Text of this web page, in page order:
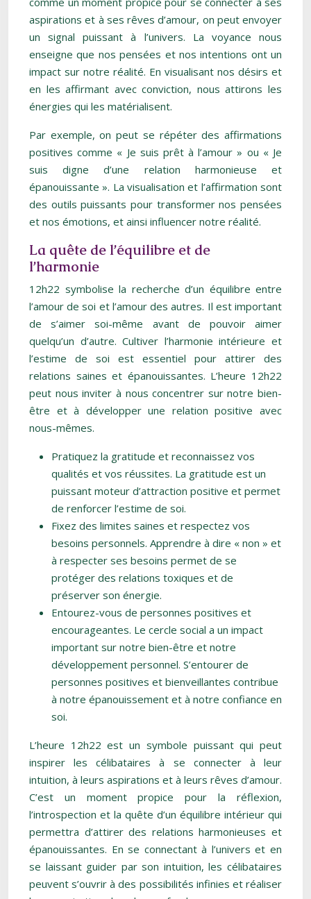
aspirations et à ses rêves d’amour, on peut envoyer
un signal puissant à l’univers. La voyance nous
enseigne que nos pensées et nos intentions ont un
impact sur notre réalité. En visualisant nos désirs et
en les affirmant avec conviction, nous attirons les
énergies qui les matérialisent.
Par exemple, on peut se répéter des affirmations
positives comme « Je suis prêt à l’amour » ou « Je
suis digne d’une relation harmonieuse et
épanouissante ». La visualisation et l’affirmation sont
des outils puissants pour transformer nos pensées
et nos émotions, et ainsi influencer notre réalité.
La quête de l’équilibre et de
l’harmonie
12h22 symbolise la recherche d’un équilibre entre
l’amour de soi et l’amour des autres. Il est important
de s’aimer soi-même avant de pouvoir aimer
quelqu’un d’autre. Cultiver l’harmonie intérieure et
l’estime de soi est essentiel pour attirer des
relations saines et épanouissantes. L’heure 12h22
peut nous inviter à nous concentrer sur notre bien-
être et à développer une relation positive avec
nous-mêmes.
Pratiquez la gratitude et reconnaissez vos
qualités et vos réussites. La gratitude est un
puissant moteur d’attraction positive et permet
de renforcer l’estime de soi.
Fixez des limites saines et respectez vos
besoins personnels. Apprendre à dire « non » et
à respecter ses besoins permet de se
protéger des relations toxiques et de
préserver son énergie.
Entourez-vous de personnes positives et
encourageantes. Le cercle social a un impact
important sur notre bien-être et notre
développement personnel. S’entourer de
personnes positives et bienveillantes contribue
à notre épanouissement et à notre confiance en
soi.
L’heure 12h22 est un symbole puissant qui peut
inspirer les célibataires à se connecter à leur
intuition, à leurs aspirations et à leurs rêves d’amour.
C’est un moment propice pour la réflexion,
l’introspection et la quête d’un équilibre intérieur qui
permettra d’attirer des relations harmonieuses et
épanouissantes. En se connectant à l’univers et en
se laissant guider par son intuition, les célibataires
peuvent s’ouvrir à des possibilités infinies et réaliser